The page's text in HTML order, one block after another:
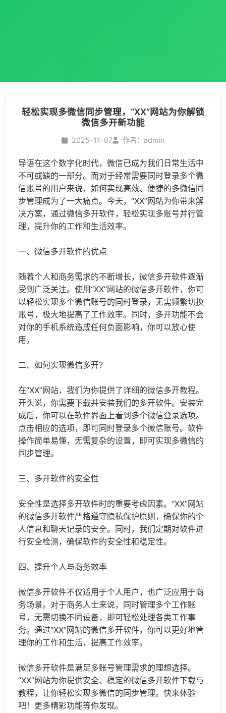
轻松实现多微信同步管理，“XX”网站为你解锁
微信多开新功能
2025-11-07 作者：admin
导语在这个数字化时代，微信已成为我们日常生活中
不可或缺的一部分。而对于经常需要同时登录多个微
信账号的用户来说，如何实现高效、便捷的多微信同
步管理成为了一大痛点。今天，“XX”网站为你带来解
决方案，通过微信多开软件，轻松实现多账号并行管
理，提升你的工作和生活效率。
一、 微信多开软件的优点
随着个人和商务需求的不断增长，微信多开软件逐渐
受到广泛关注。使用“XX”网站的微信多开软件，你可
以轻松实现多个微信账号的同时登录，无需频繁切换
账号，极大地提高了工作效率。同时，多开功能不会
对你的手机系统造成任何负面影响，你可以放心使
用。
二、如何实现微信多开？
在“XX”网站，我们为你提供了详细的微信多开教程。
开头说，你需要下载并安装我们的多开软件。安装完
成后，你可以在软件界面上看到多个微信登录选项。
点击相应的选项，即可同时登录多个微信账号。软件
操作简单易懂，无需复杂的设置，即可实现多微信的
同步管理。
三、多开软件的安全性
安全性是选择多开软件时的重要考虑因素。“XX”网站
的微信多开软件严格遵守隐私保护原则，确保你的个
人信息和聊天记录的安全。同时，我们定期对软件进
行安全检测，确保软件的安全性和稳定性。
四、提升个人与商务效率
微信多开软件不仅适用于个人用户，也广泛应用于商
务场景。对于商务人士来说，同时管理多个工作账
号，无需切换不同设备，即可轻松处理各类工作事
务。通过“XX”网站的微信多开软件，你可以更好地管
理你的工作和生活，提高工作效率。
微信多开软件是满足多账号管理需求的理想选择。
“XX”网站为你提供安全、稳定的微信多开软件下载与
教程，让你轻松实现多微信的同步管理。快来体验
吧！更多精彩功能等你发现。